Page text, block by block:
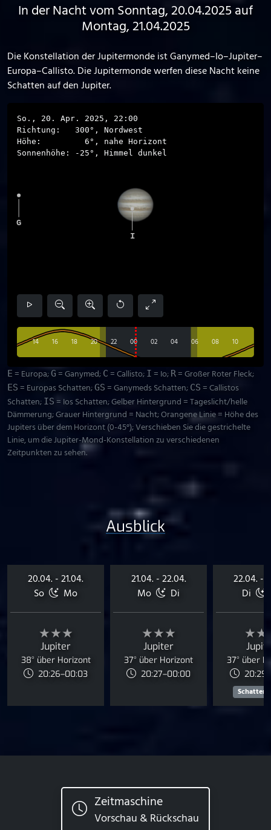
In der Nacht vom Sonntag, 20.04.2025 auf
Montag, 21.04.2025
Die Konstellation der Jupitermonde ist Ganymed–Io–Jupiter–
Europa–Callisto. Die Jupitermonde werfen diese Nacht keine
Schatten auf den Jupiter.
So., 20. Apr. 2025, 22:00
Richtung:
300 °, Nordwest
Höhe:
6 °, nahe Horizont
Sonnenhöhe:
-25 °, Himmel dunkel
14 16 18 20 22 00 02 04 06 08 10
E = Europa;G = Ganymed; C = Callisto; I = Io; R = Großer Roter Fleck;
ES = Europas Schatten;GS = Ganymeds Schatten; CS = Callistos
Schatten; IS = Ios Schatten; Gelber Hintergrund = Tageslicht/helle
Dämmerung; Grauer Hintergrund = Nacht; Orangene Linie = Höhe des
Jupiters über dem Horizont (0-45°); Verschieben Sie die gestrichelte
Linie, um die Jupiter-Mond-Konstellation zu verschiedenen
Zeitpunkten zu sehen.
Ausblick
20.04. - 21.04.
So
Mo
★★★
Jupiter
38° über Horizont
20:26–00:03
21.04. - 22.04.
Mo
Di
★★★
Jupiter
37° über Horizont
20:27–00:00
22.04. -
Di
37° über
Zeitmaschine
Vorschau & Rückschau